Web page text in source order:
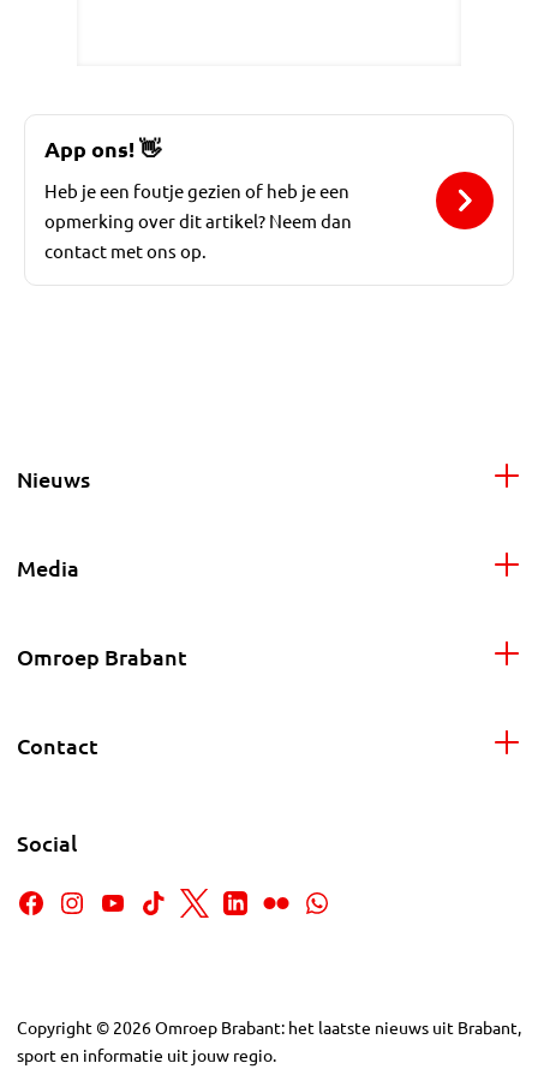
App ons!👋
Heb je een foutje gezien of heb je een
opmerking over dit artikel? Neem dan
contact met ons op.
Nieuws
Media
Omroep Brabant
Contact
Social
Copyright © 2026Omroep Brabant: het laatste nieuws uit Brabant,
sport en informatie uit jouw regio.